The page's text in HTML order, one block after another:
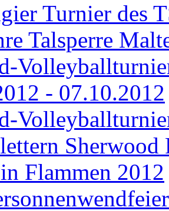
Turnier des
Talsperre
- 07.10.2012
Sherwood
Flammen 2012